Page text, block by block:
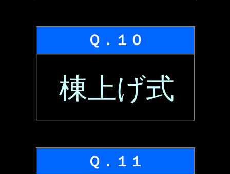
Ｑ．１０
棟上げ式
Ｑ．１１